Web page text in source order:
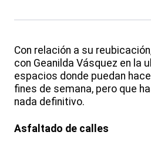
Con relación a su
con Geanilda Vásquez en la
espacios donde puedan
fines de semana, pero que
nada definitivo.
Asfaltado de calles